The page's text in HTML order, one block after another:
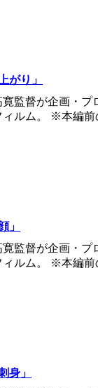
がり」
監督が企画・プ
ィルム。 ※本編
」
監督が企画・プ
ィルム。 ※本編
身」